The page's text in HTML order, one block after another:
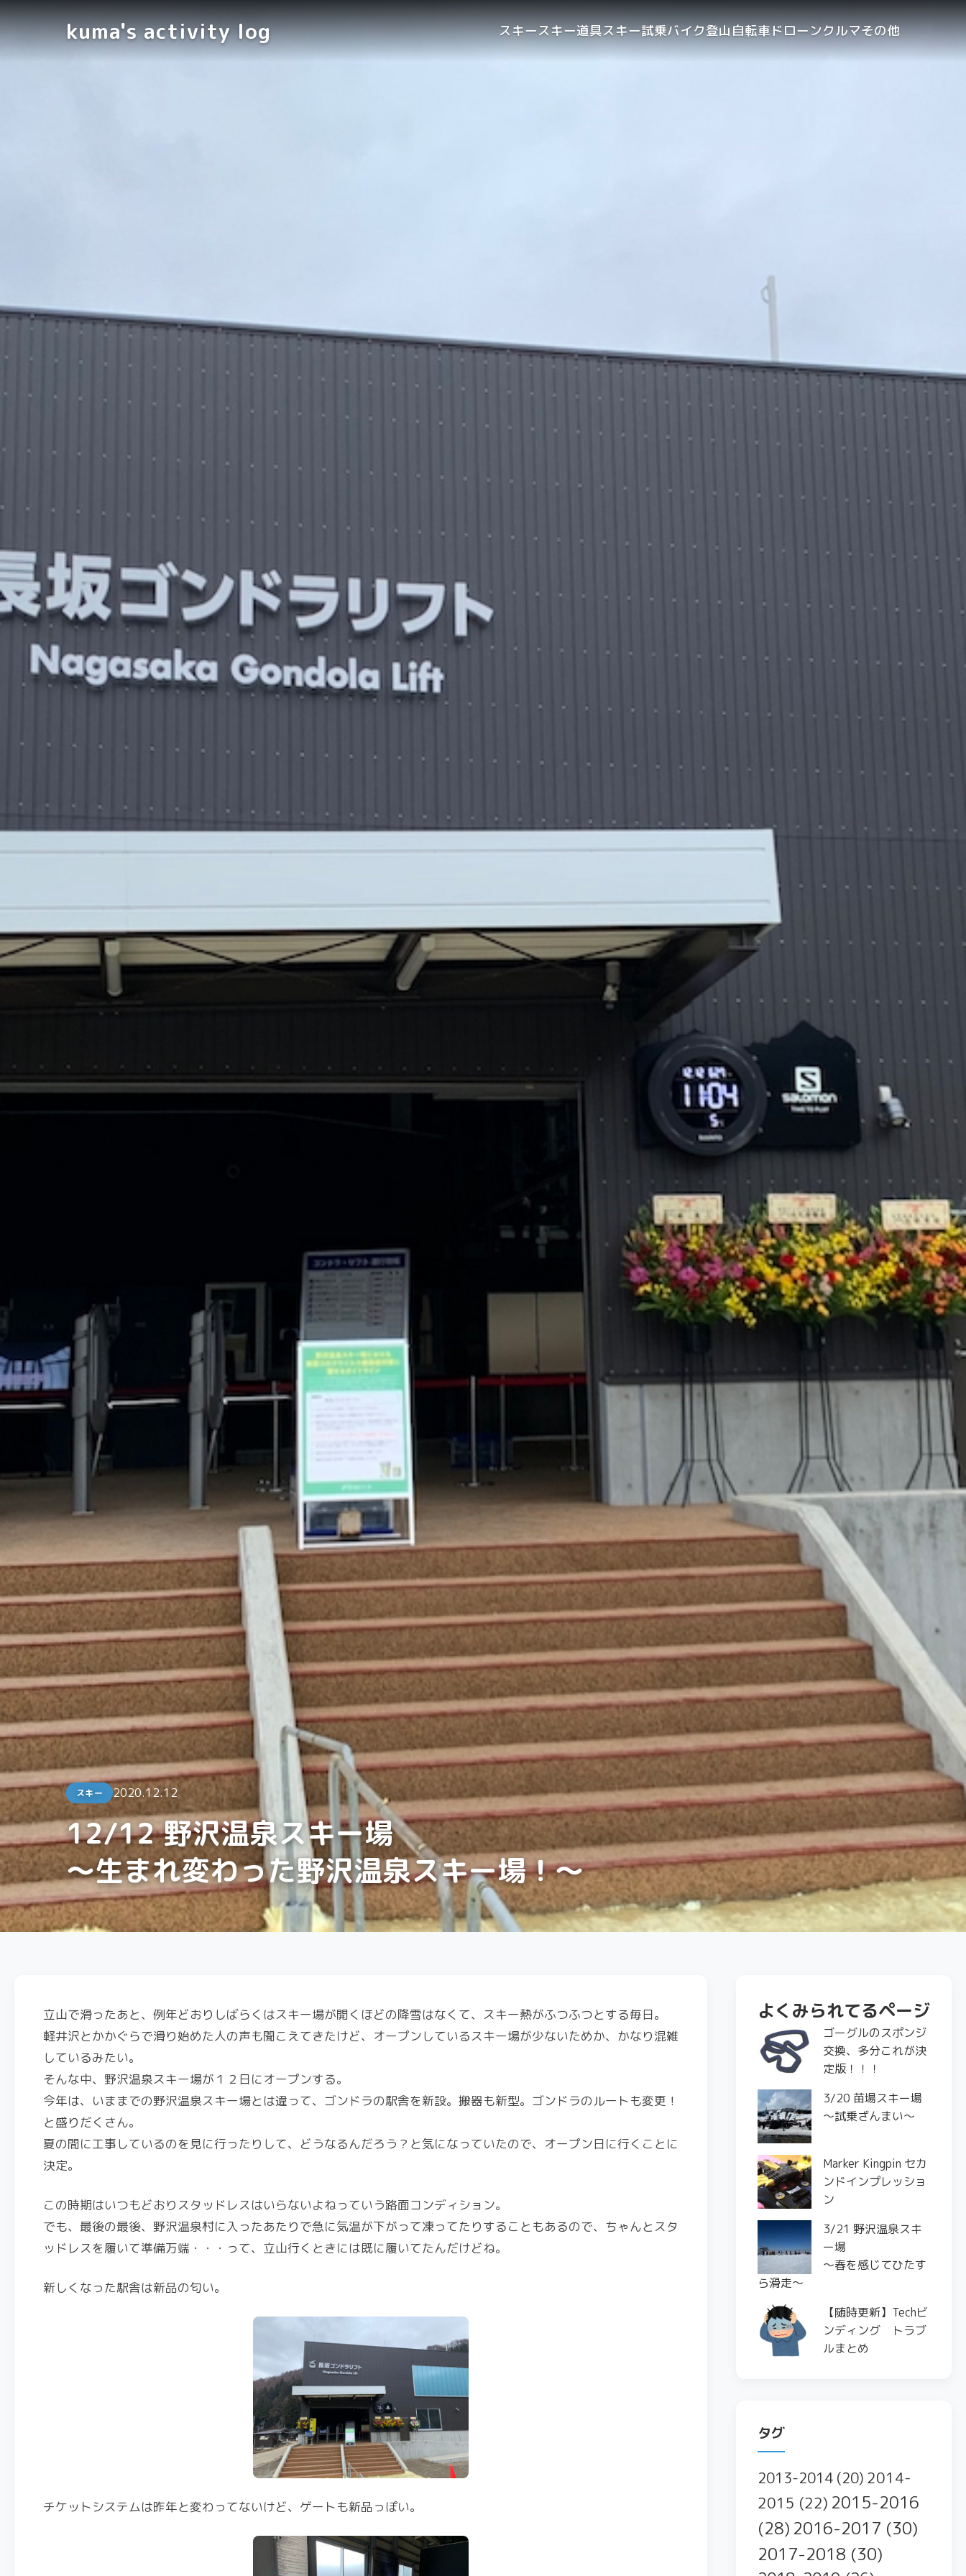
kuma's activity log スキースキー道具スキー試乗バイク登山自転車ドローンクルマその他
スキー 2020.12.12
12/12 野沢温泉スキー場
〜生まれ変わった野沢温泉スキー場！〜
立山で滑ったあと、例年どおりしばらくはスキー場が開くほどの降雪はなくて、スキー熱がふつふつとする毎日。
軽井沢とかかぐらで滑り始めた人の声も聞こえてきたけど、オープンしているスキー場が少ないためか、かなり混雑
しているみたい。
そんな中、野沢温泉スキー場が１２日にオープンする。
今年は、いままでの野沢温泉スキー場とは違って、ゴンドラの駅舎を新設。搬器も新型。ゴンドラのルートも変更！
と盛りだくさん。
夏の間に工事しているのを見に行ったりして、どうなるんだろう？と気になっていたので、オープン日に行くことに
決定。
この時期はいつもどおりスタッドレスはいらないよねっていう路面コンディション。
でも、最後の最後、野沢温泉村に入ったあたりで急に気温が下がって凍ってたりすることもあるので、ちゃんとスタ
ッドレスを履いて準備万端・・・って、立山行くときには既に履いてたんだけどね。
新しくなった駅舎は新品の匂い。
チケットシステムは昨年と変わってないけど、ゲートも新品っぽい。
よくみられてるページ
ゴーグルのスポンジ
交換、多分これが決
定版！！！
3/20 苗場スキー場
〜試乗ざんまい〜
Marker Kingpin セカ
ンドインプレッショ
ン
3/21 野沢温泉スキ
ー場
〜春を感じてひたす
ら滑走〜
【随時更新】Techビ
ンディング トラブ
ルまとめ
タグ
2013-2014 (20) 2014-
2015 (22) 2015-2016
(28) 2016-2017 (30)
2017-2018 (30)